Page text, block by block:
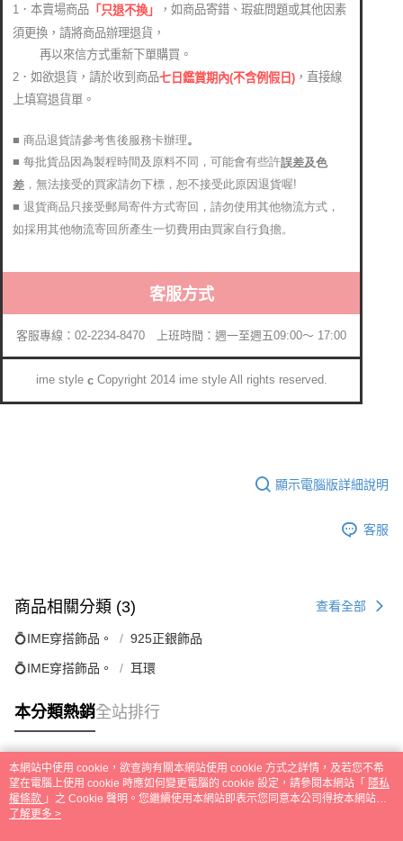
1．本賣場商品 「只退不換」
，如商品寄錯、瑕疵問題或其他因素
須更換，請將商品辦理退貨，
再以來信方式重新下單購買。
2．如欲退貨，請於收到商品七日鑑賞期內(不含例假日) ，直接線
上填寫退貨單。
■ 商品退貨請參考售後服務卡辦理。
■ 每批貨品因為製程時間及原料不同，可能會有些許誤差及色
差 ，無法接受的買家請勿下標，恕不接受此原因退貨喔!
■ 退貨商品只接受郵局寄件方式寄回，請勿使用其他物流方式，
如採用其他物流寄回所產生一切費用由買家自行負擔。
客服方式
客服專線：02-2234-8470 上班時間：週一至週五09:00～ 17:00
ime style cCopyright 2014 ime style All rights reserved.
顯示電腦版詳細說明
客服
商品相關分類 (3) 查看全部
💍IME穿搭飾品。 925正銀飾品
💍IME穿搭飾品。 耳環
本分類熱銷全站排行
熱門標籤
本網站中使用 cookie，欲查詢有關本網站使用 cookie 方式之詳情，及若您不希
望在電腦上使用 cookie 時應如何變更電腦的 cookie 設定，請參閱本網站「 隱私
權條款 」之 Cookie 聲明。您繼續使用本網站即表示您同意本公司得按本網站使
用條款之 Cookie 聲明使用 cookie。
了解更多 >